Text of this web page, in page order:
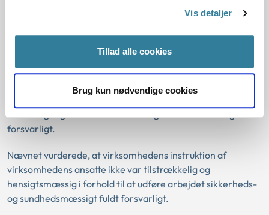
Vis detaljer
Tillad alle cookies
Brug kun nødvendige cookies
var effektivt forebygget.
Nævnet vurderede, at arbejdet med psykisk og/eller fysisk
voldelige kunder på tilsynstidspunktet ikke var planlagt,
forsvarligt.
Nævnet vurderede, at virksomhedens instruktion af
virksomhedens ansatte ikke var tilstrækkelig og
hensigtsmæssig i forhold til at udføre arbejdet sikkerheds-
og sundhedsmæssigt fuldt forsvarligt.